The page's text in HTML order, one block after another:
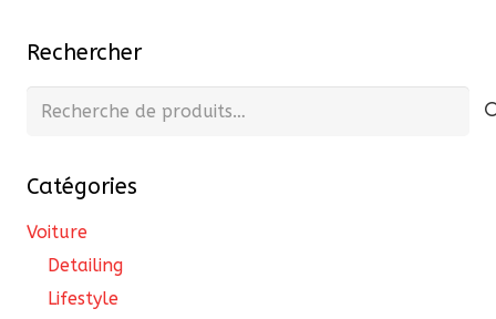
Rechercher
Recherche
Catégories
Voiture
Detailing
Lifestyle